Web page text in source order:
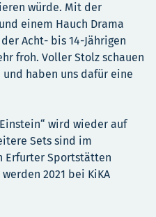
würde. Mit der
einem Hauch Drama
Acht- bis 14-Jährigen
froh. Voller Stolz schauen
und haben uns dafür eine
wird wieder auf
Sets sind im
Erfurter Sportstätten
2021 bei KiKA